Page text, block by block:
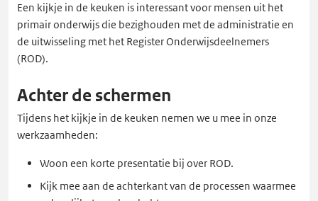
Een kijkje in de keuken is interessant voor mensen uit het
primair onderwijs die bezighouden met de administratie en
de uitwisseling met het Register Onderwijsdeelnemers
(ROD).
Achter de schermen
Tijdens het kijkje in de keuken nemen we u mee in onze
werkzaamheden:
Woon een korte presentatie bij over ROD.
Kijk mee aan de achterkant van de processen waarmee